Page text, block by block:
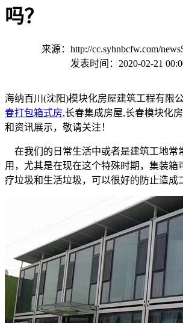
吗？
来源：http://cc.syhnbcfw.com/
发表时间：2020-02-21
海纳百川(沈阳)模块化房屋建筑工程有限
春打包箱式房,长春集成房屋,长春模块化
和资讯展示，敬请关注！
在我们的日常生活中或者是建筑工地常
用，尤其是在现在这个特殊时期，集装箱
疗垃圾和生活垃圾，可以很好的防止造成